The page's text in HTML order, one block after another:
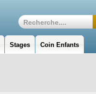
Stages Coin Enfants